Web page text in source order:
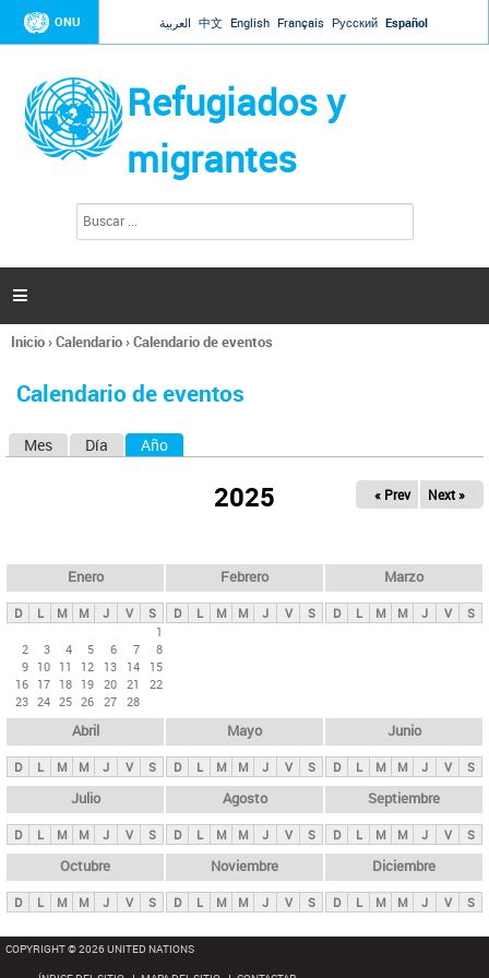
Jump to navigation
ONU العربية 中文 English Français Русский Español
Refugiados y
migrantes
l
d
s

Se
usted
Inicio›Calendario›Calendario de eventos
Calendario de eventos
s
p
n
i
p
a
l
s
Mes Día Año
2025 « Prev Next »
Enero
D L M M J V
S
1
2
3 4 5 6 7
8
9 10 11 12 13 14
15
16 17 18 19 20 21
22
23 24 25 26 27 28
Febrero
D L M M J V S
Marzo
D L M M J V S
Abril
D L M M J V S
Mayo
D L M M J V S
Junio
D L M M J V S
Julio
D L M M J V S
Agosto
D L M M J V S
Septiembre
D L M M J V S
Octubre
D L M M J V S
Noviembre
D L M M J V S
Diciembre
D L M M J V S
COPYRIGHT © 2026 UNITED NATIONS